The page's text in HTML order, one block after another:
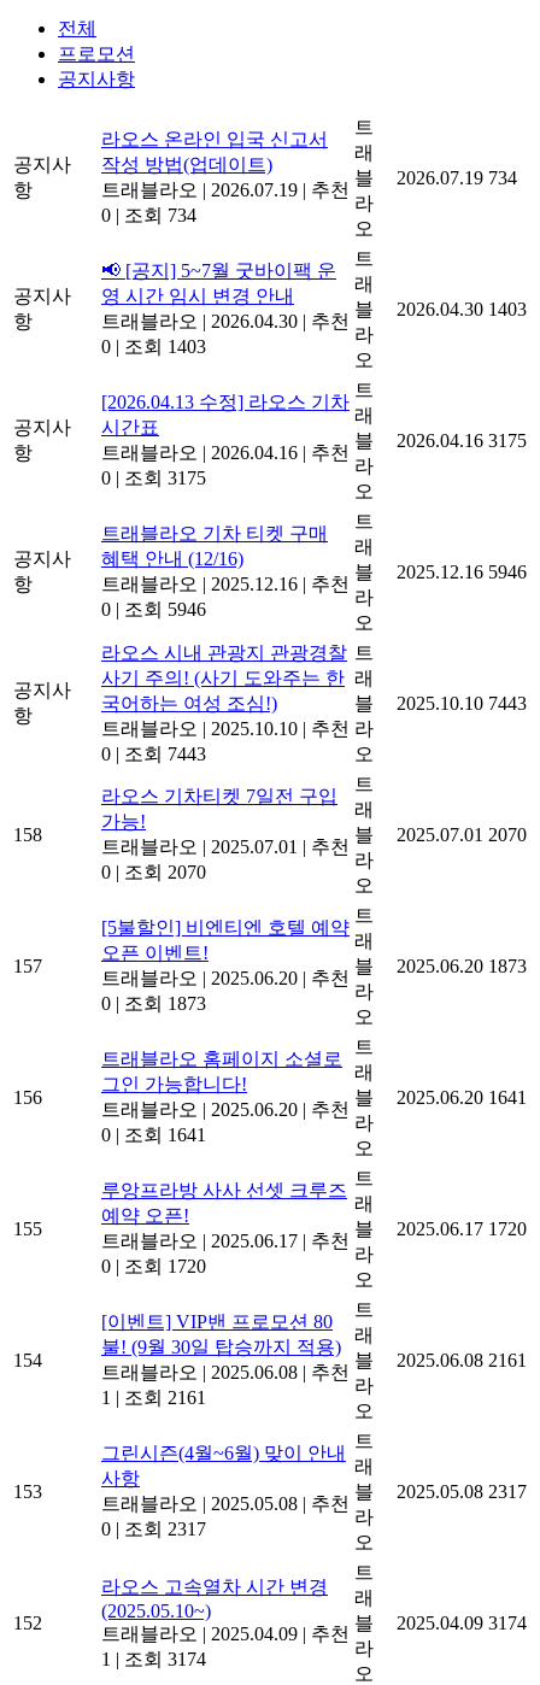
전체
프로모션
공지사항
공지사
항
라오스 온라인 입국 신고서
작성 방법(업데이트)
트래블라오 | 2026.07.19 | 추천
0 | 조회 734
트
래
블
라
오
2026.07.19 734
공지사
항
📢 [공지] 5~7월 굿바이팩 운
영 시간 임시 변경 안내
트래블라오 | 2026.04.30 | 추천
0 | 조회 1403
트
래
블
라
오
2026.04.30 1403
공지사
항
[2026.04.13 수정] 라오스 기차
시간표
트래블라오 | 2026.04.16 | 추천
0 | 조회 3175
트
래
블
라
오
2026.04.16 3175
공지사
항
트래블라오 기차 티켓 구매
혜택 안내 (12/16)
트래블라오 | 2025.12.16 | 추천
0 | 조회 5946
트
래
블
라
오
2025.12.16 5946
공지사
항
라오스 시내 관광지 관광경찰
사기 주의! (사기 도와주는 한
국어하는 여성 조심!)
트래블라오 | 2025.10.10 | 추천
0 | 조회 7443
트
래
블
라
오
2025.10.10 7443
158
라오스 기차티켓 7일전 구입
가능!
트래블라오 | 2025.07.01 | 추천
0 | 조회 2070
트
래
블
라
오
2025.07.01 2070
157
[5불할인] 비엔티엔 호텔 예약
오픈 이벤트!
트래블라오 | 2025.06.20 | 추천
0 | 조회 1873
트
래
블
라
오
2025.06.20 1873
156
트래블라오 홈페이지 소셜로
그인 가능합니다!
트래블라오 | 2025.06.20 | 추천
0 | 조회 1641
트
래
블
라
오
2025.06.20 1641
155
루앙프라방 사사 선셋 크루즈
예약 오픈!
트래블라오 | 2025.06.17 | 추천
0 | 조회 1720
트
래
블
라
오
2025.06.17 1720
154
[이벤트] VIP밴 프로모션 80
불! (9월 30일 탑승까지 적용)
트래블라오 | 2025.06.08 | 추천
1 | 조회 2161
트
래
블
라
오
2025.06.08 2161
153
그린시즌(4월~6월) 맞이 안내
사항
트래블라오 | 2025.05.08 | 추천
0 | 조회 2317
트
래
블
라
오
2025.05.08 2317
152
라오스 고속열차 시간 변경
(2025.05.10~)
트래블라오 | 2025.04.09 | 추천
1 | 조회 3174
트
래
블
라
오
2025.04.09 3174